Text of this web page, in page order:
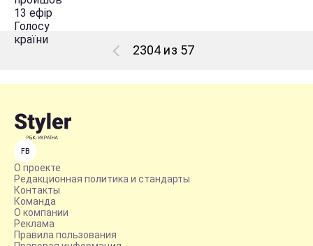
2304 из 57
FB
О проекте
Редакционная политика и стандарты
Контакты
Команда
О компании
Реклама
Правила пользования